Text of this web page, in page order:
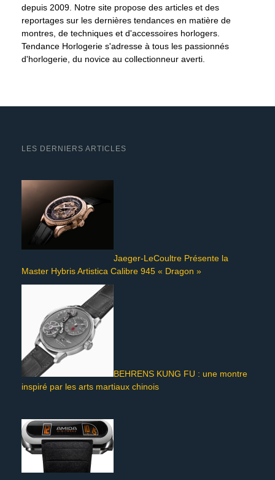
depuis 2009. Notre site propose des articles et des
reportages sur les dernières tendances en matière de
montres, de techniques et d'accessoires horlogers.
Tendance Horlogerie s'adresse à tous les passionnés
d'horlogerie, du novice au collectionneur averti.
LES DERNIERS ARTICLES
Jaeger-LeCoultre Présente la
Master Hybris Artistica Calibre 945 « Dragon »
BEHRENS KUNG FU : une montre
inspiré par les arts martiaux chinois